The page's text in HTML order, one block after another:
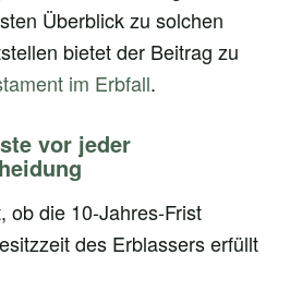
Überblick zu solchen
bietet der Beitrag zu
im Erbfall.
vor jeder
ob die 10-Jahres-Frist
des Erblassers erfüllt